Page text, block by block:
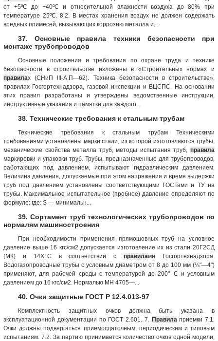
от +5ºС до +40ºС и относительной влажности воздуха до 80% при
температуре 25ºС. 8.2. В местах хранения воздух не должен содержать
вредных примесей, вызывающих коррозию металла и...
37. Основные правила техники безопасности при
монтаже трубопроводов
Основные положения и требования по охране труда и технике
безопасности в строительстве изложены в «Строительных нормах и
правилах (СНиП III-А.П—62). Техника безопасности в строительстве»,
правилах Госгортехнадзора, газовой инспекции и ВЦСПС. На основании
этих правил разработаны и утверждены ведомственные инструкции,
инструктивные указания и памятки для каждого...
38. Технические требования к стальным трубам
Технические требования к стальным трубам Техническими
требованиями установлены марки стали, из которой изготовляются трубы,
механические свойства металла труб, методы испытания труб, правила
маркировки и упаковки труб. Трубы, предназначенные для трубопроводов,
работающих под давлением, испытывают гидравлическим давлением.
Величина давления, допускаемые при этом напряжения и время выдержки
труб под давлением установлены соответствующими ГОСТами и ТУ на
трубы. Максимальное испытательное (пробное) давление определяют по
формуле: где: S — минимальн...
39. Сортамент труб технологических трубопроводов по
нормалям машиностроения
При необходимости применения прямошовных труб на условное
давление выше 16 кгс/см2 допускается изготовление их из стали 20Г2СД
(МК) и 14ХГС в соответствии справилами Госгортехнадзора.
Водогазопроводные трубы с условным диаметром от 8 до 100 мм (¼"—4")
применяют, для рабочей среды с температурой до 200° С и условным
давлением до 16 кгс/см2. Нормалью МН 4705—...
40. Очки защитные ГОСТ Р 12.4.013-97
Комплектность защитных очков должна быть указана в
эксплуатационной документации по ГОСТ 2.601. 7. Правила приемки 7.1.
Очки должны подвергаться приемосдаточным, периодическим и типовым
испытаниям. 7.2. За партию принимается количество очков одной модели,